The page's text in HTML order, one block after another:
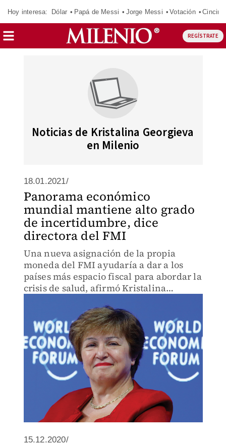
Hoy interesa: Dólar Papá de Messi Jorge Messi Votación
REGÍSTRATE
Noticias de Kristalina Georgieva
en Milenio
18.01.2021/
Panorama económico
mundial mantiene alto grado
de incertidumbre, dice
directora del FMI
Una nueva asignación de la propia
moneda del FMI ayudaría a dar a los
países más espacio fiscal para abordar la
crisis de salud, afirmó Kristalina
15.12.2020/